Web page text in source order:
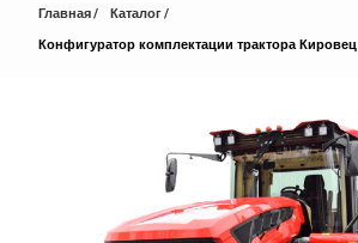
Главная
Каталог
Конфигуратор комплектации трактора Кировец